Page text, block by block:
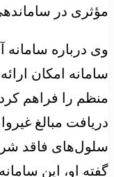
مؤثری در
وی درباره سامانه
سامانه امکان
منظم را فراهم
دریافت مبالغ
سلول‌های فاقد
گفته او، این